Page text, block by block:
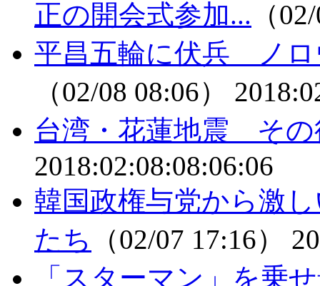
正の開会式参加... （
平昌五輪に伏兵 ノ
（02/08 08:06）
台湾・花蓮地震 その
2018:02:08:08:06:06
韓国政権与党から激
たち
（02/07 17:16）
「スターマン」を乗